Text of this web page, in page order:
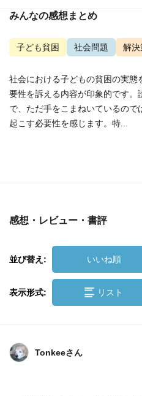
みんなの感想まとめ
子ども貧困 社会問題 解決
社会における子どもの貧困の実
要性を訴える内容が印象的です。
で、ただ手をこまねいているの
起こす必要性を感じます。特...
感想・レビュー・書評
並び替え: いいね順
表示形式: リスト
Tonkeeさん